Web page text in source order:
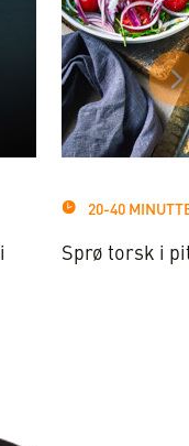
20-40
Sprø torsk i